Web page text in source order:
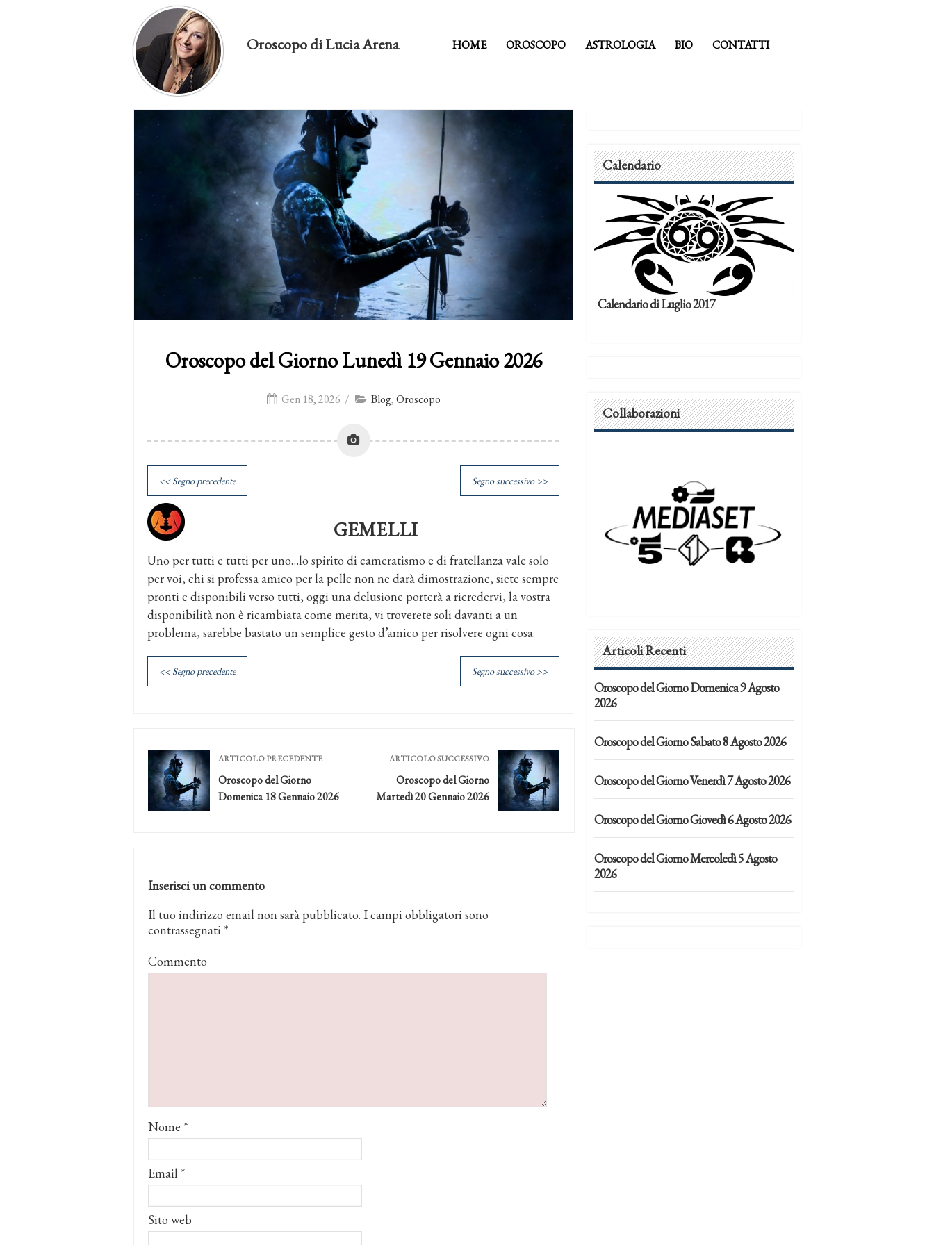
Oroscopo di Lucia Arena HOME OROSCOPO ASTROLOGIA BIO CONTATTI
Oroscopo del Giorno Lunedì 19 Gennaio 2026
Gen 18, 2026 / Blog,Oroscopo
<< Segno precedente Segno successivo >>
GEMELLI
Uno per tutti e tutti per uno…lo spirito di cameratismo e di fratellanza vale solo
per voi, chi si professa amico per la pelle non ne darà dimostrazione, siete sempre
pronti e disponibili verso tutti, oggi una delusione porterà a ricredervi, la vostra
disponibilità non è ricambiata come merita, vi troverete soli davanti a un
problema, sarebbe bastato un semplice gesto d’amico per risolvere ogni cosa.
<< Segno precedente Segno successivo >>
ARTICOLO PRECEDENTE
Oroscopo del Giorno
Domenica 18 Gennaio 2026
ARTICOLO SUCCESSIVO
Oroscopo del Giorno
Martedì 20 Gennaio 2026
Inserisci un commento
Il tuo indirizzo email non sarà pubblicato. I campi obbligatori sono
contrassegnati *
Commento
Nome *
Email *
Sito web
Calendario
Calendario di Luglio 2017
Collaborazioni
Articoli Recenti
Oroscopo del Giorno Domenica 9 Agosto
2026
Oroscopo del Giorno Sabato 8 Agosto 2026
Oroscopo del Giorno Venerdì 7 Agosto 2026
Oroscopo del Giorno Giovedì 6 Agosto 2026
Oroscopo del Giorno Mercoledì 5 Agosto
2026